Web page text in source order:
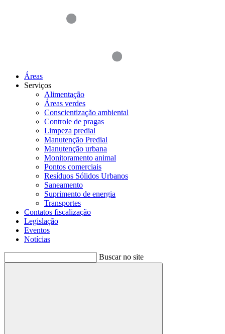
Áreas
Serviços
Alimentação
Áreas verdes
Conscientização ambiental
Controle de pragas
Limpeza predial
Manutenção Predial
Manutenção urbana
Monitoramento animal
Pontos comerciais
Resíduos Sólidos Urbanos
Saneamento
Suprimento de energia
Transportes
Contatos fiscalização
Legislação
Eventos
Notícias
Buscar no site